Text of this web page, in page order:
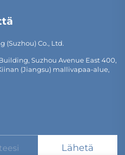
(Suzhou) Co., Ltd.
Suzhou Avenue East 400,
(Jiangsu) mallivapaa-alue,
Lähetä